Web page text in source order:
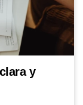
y
con sus